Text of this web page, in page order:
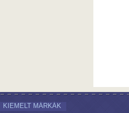
KIEMELT MÁRKÁK